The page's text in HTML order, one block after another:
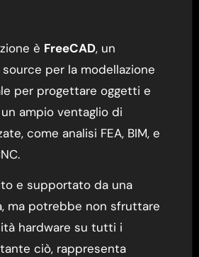
è FreeCAD, un
per la modellazione
per progettare oggetti e
ampio ventaglio di
come analisi FEA, BIM, e
e supportato da una
ma potrebbe non sfruttare
hardware su tutti i
ciò, rappresenta